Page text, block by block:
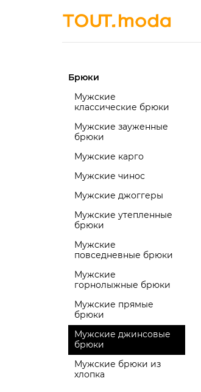
Брюки
Мужские
классические брюки
Мужские зауженные
брюки
Мужские карго
Мужские чинос
Мужские джоггеры
Мужские утепленные
брюки
Мужские
повседневные брюки
Мужские
горнолыжные брюки
Мужские прямые
брюки
Мужские джинсовые
брюки
Мужские брюки из
хлопка